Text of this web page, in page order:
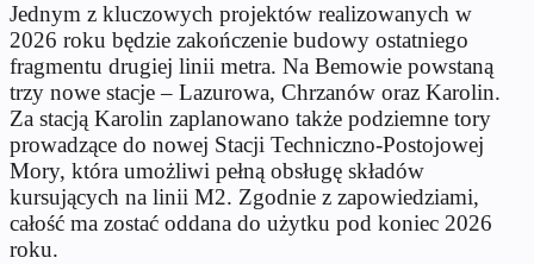
Jednym z kluczowych projektów realizowanych w
2026 roku będzie zakończenie budowy ostatniego
fragmentu drugiej linii metra. Na Bemowie powstaną
trzy nowe stacje – Lazurowa, Chrzanów oraz Karolin.
Za stacją Karolin zaplanowano także podziemne tory
prowadzące do nowej Stacji Techniczno-Postojowej
Mory, która umożliwi pełną obsługę składów
kursujących na linii M2. Zgodnie z zapowiedziami,
całość ma zostać oddana do użytku pod koniec 2026
roku.